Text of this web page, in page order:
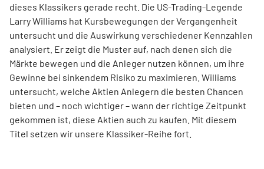
dieses Klassikers gerade recht. Die US-Trading-Legende
Larry Williams hat Kursbewegungen der Vergangenheit
untersucht und die Auswirkung verschiedener Kennzahlen
analysiert. Er zeigt die Muster auf, nach denen sich die
Märkte bewegen und die Anleger nutzen können, um ihre
Gewinne bei sinkendem Risiko zu maximieren. Williams
untersucht, welche Aktien Anlegern die besten Chancen
bieten und – noch wichtiger – wann der richtige Zeitpunkt
gekommen ist, diese Aktien auch zu kaufen. Mit diesem
Titel setzen wir unsere Klassiker-Reihe fort.